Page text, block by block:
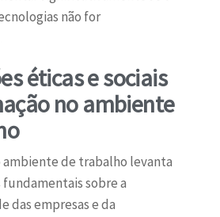
não for
éticas e sociais
no ambiente
ambiente de trabalho levanta
sobre a
das empresas e da